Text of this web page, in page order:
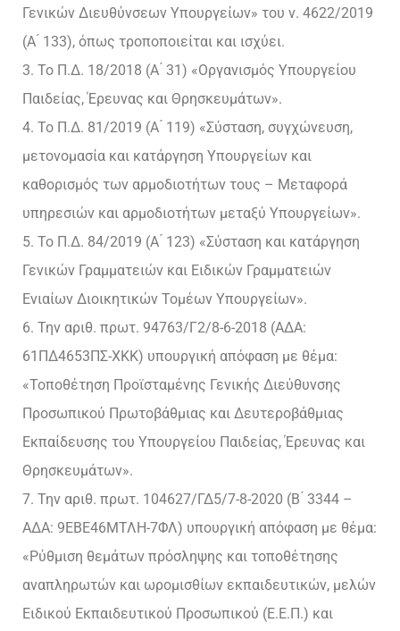
Γενικών Διευθύνσεων Υπουργείων» του ν. 4622/2019
(Α ́ 133), όπως τροποποιείται και ισχύει.
3. Το Π.Δ. 18/2018 (Α ́ 31) «Οργανισμός Υπουργείου
Παιδείας, Έρευνας και Θρησκευμάτων».
4. Το Π.Δ. 81/2019 (Α ́ 119) «Σύσταση, συγχώνευση,
μετονομασία και κατάργηση Υπουργείων και
καθορισμός των αρμοδιοτήτων τους – Μεταφορά
υπηρεσιών και αρμοδιοτήτων μεταξύ Υπουργείων».
5. Το Π.Δ. 84/2019 (Α ́ 123) «Σύσταση και κατάργηση
Γενικών Γραμματειών και Ειδικών Γραμματειών
Ενιαίων Διοικητικών Τομέων Υπουργείων».
6. Την αριθ. πρωτ. 94763/Γ2/8-6-2018 (ΑΔΑ:
61ΠΔ4653ΠΣ-ΧΚΚ) υπουργική απόφαση με θέμα:
«Τοποθέτηση Προϊσταμένης Γενικής Διεύθυνσης
Προσωπικού Πρωτοβάθμιας και Δευτεροβάθμιας
Εκπαίδευσης του Υπουργείου Παιδείας, Έρευνας και
Θρησκευμάτων».
7. Την αριθ. πρωτ. 104627/ΓΔ5/7-8-2020 (Β ́ 3344 –
ΑΔΑ: 9ΕΒΕ46ΜΤΛΗ-7ΦΛ) υπουργική απόφαση με θέμα:
«Ρύθμιση θεμάτων πρόσληψης και τοποθέτησης
αναπληρωτών και ωρομισθίων εκπαιδευτικών, μελών
Ειδικού Εκπαιδευτικού Προσωπικού (Ε.Ε.Π.) και